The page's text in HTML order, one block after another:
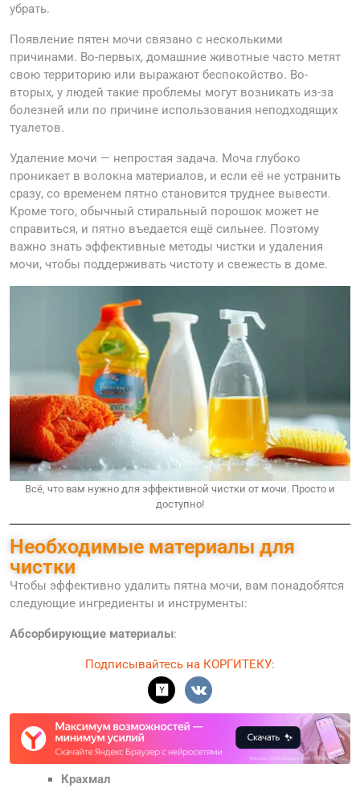
убрать.
Появление пятен мочи связано с несколькими
причинами. Во-первых, домашние животные часто метят
свою территорию или выражают беспокойство. Во-
вторых, у людей такие проблемы могут возникать из-за
болезней или по причине использования неподходящих
туалетов.
Удаление мочи — непростая задача. Моча глубоко
проникает в волокна материалов, и если её не устранить
сразу, со временем пятно становится труднее вывести.
Кроме того, обычный стиральный порошок может не
справиться, и пятно въедается ещё сильнее. Поэтому
важно знать эффективные методы чистки и удаления
мочи, чтобы поддерживать чистоту и свежесть в доме.
Всё, что вам нужно для эффективной чистки от мочи. Просто и
доступно!
Необходимые материалы для
чистки
Чтобы эффективно удалить пятна мочи, вам понадобятся
следующие ингредиенты и инструменты:
Абсорбирующие материалы:
Подписывайтесь на КОРГИТЕКУ:
Крахмал